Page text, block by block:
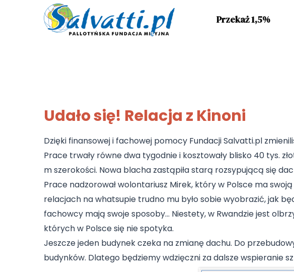
Przekaż 1,5%
Udało się! Relacja z Kinoni
Dzięki finansowej i fachowej pomocy Fundacji Salvatti.pl
Prace trwały równe dwa tygodnie i kosztowały blisko 40 tys.
m szerokości. Nowa blacha zastąpiła starą rozsypującą się
Prace nadzorował wolontariusz Mirek, który w Polsce ma
relacjach na whatsupie trudno mu było sobie wyobrazić, jak
fachowcy mają swoje sposoby… Niestety, w Rwandzie jest
których w Polsce się nie spotyka.
Jeszcze jeden budynek czeka na zmianę dachu. Do
budynków. Dlatego będziemy wdzięczni za dalsze wspieranie